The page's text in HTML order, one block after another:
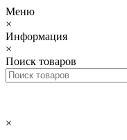
Меню
×
Информация
×
Поиск товаров
×